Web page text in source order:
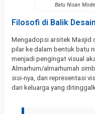
Batu Nisan
Filosofi di Balik
Mengadopsi arsitek Masjid
pilar ke dalam bentuk batu
menjadi pengingat visual
Almarhum/almarhumah
sisi-nya, dan representasi
dari keluarga yang